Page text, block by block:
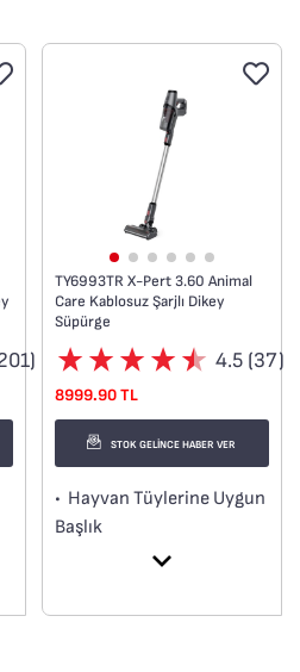
süresi : Tek bir şarjla 2
saate kadar çalışma süresi
• Flex Teknolojisi ile
eğilmeden mobilyaların
• Evcil hayvan sahipleri
için Animal turbo fırçası
sayesinde ideal sonuçlar.
TY6993TR X-Pert 3.60 Animal
Care Kablosuz Şarjlı Dikey
Süpürge
4.5 (37)
8999.90 TL
STOK GELİNCE HABER VER
• Hayvan Tüylerine Uygun
Başlık
• Tek şarjla 45dk
• Yıkanabilir HEPA filtre